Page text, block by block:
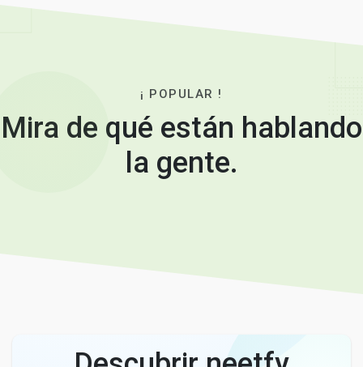
¡ POPULAR !
Mira de qué están hablando
la gente.